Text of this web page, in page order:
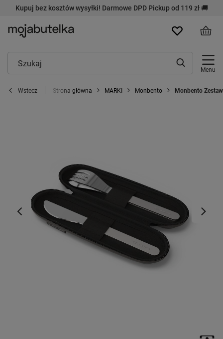
Kupuj bez kosztów wysyłki! Darmowe DPD Pickup od 119 zł 🚚
Menu
Wstecz Strona główna MARKI Monbento Monbento